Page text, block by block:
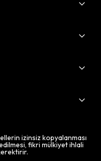
izinsiz kopyalanması
fikri mülkiyet ihlali